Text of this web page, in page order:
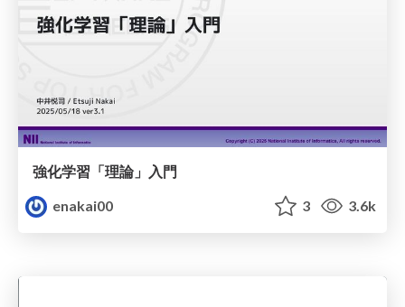
強化学習「理論」入門
enakai00
3 3.6k